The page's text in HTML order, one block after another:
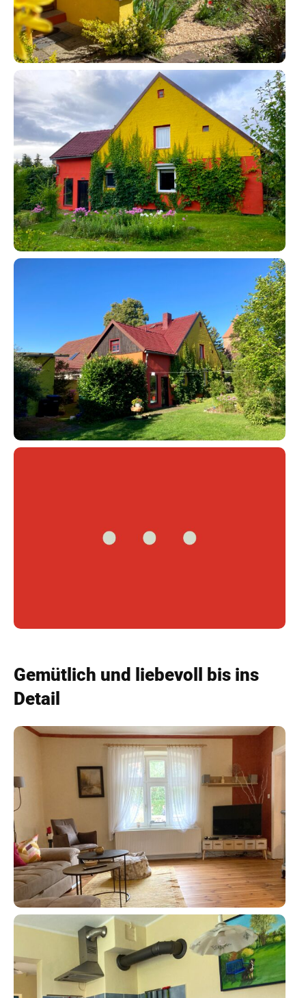
Gemütlich und liebevoll bis ins
Detail